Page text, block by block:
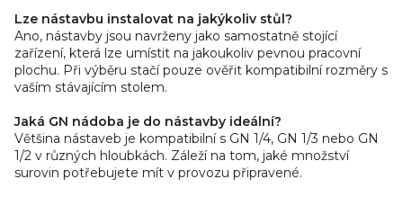
Lze nástavbu instalovat na jakýkoliv stůl?
Ano, nástavby jsou navrženy jako samostatně stojící
zařízení, která lze umístit na jakoukoliv pevnou pracovní
plochu. Při výběru stačí pouze ověřit kompatibilní rozměry s
vaším stávajícím stolem.
Jaká GN nádoba je do nástavby ideální?
Většina nástaveb je kompatibilní s GN 1/4, GN 1/3 nebo GN
1/2 v různých hloubkách. Záleží na tom, jaké množství
surovin potřebujete mít v provozu připravené.